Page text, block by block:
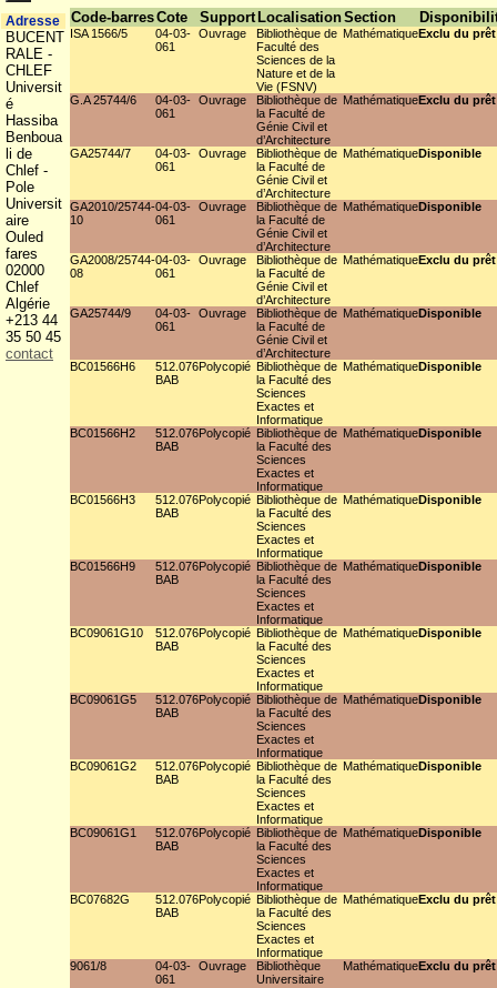
Code-barresCote Support LocalisationSection
ISA 1566/5
04-03-
061
Ouvrage
Bibliothèque de
Faculté des
Sciences de la
Nature et de la
Vie (FSNV)
MathématiqueExclu du prêt
G.A 25744/6
04-03-
061
Ouvrage
Bibliothèque de
la Faculté de
Génie Civil et
d’Architecture
MathématiqueExclu du prêt
GA25744/7
04-03-
061
Ouvrage
Bibliothèque de
la Faculté de
Génie Civil et
d’Architecture
MathématiqueDisponible
GA2010/25744-
10
04-03-
061
Ouvrage
Bibliothèque de
la Faculté de
Génie Civil et
d’Architecture
MathématiqueDisponible
GA2008/25744-
08
04-03-
061
Ouvrage
Bibliothèque de
la Faculté de
Génie Civil et
d’Architecture
MathématiqueExclu du prêt
GA25744/9
04-03-
061
Ouvrage
Bibliothèque de
la Faculté de
Génie Civil et
d’Architecture
MathématiqueDisponible
BC01566H6
512.076
BAB
Polycopié Bibliothèque de
la Faculté des
Sciences
Exactes et
Informatique
MathématiqueDisponible
BC01566H2
512.076
BAB
Polycopié Bibliothèque de
la Faculté des
Sciences
Exactes et
Informatique
MathématiqueDisponible
BC01566H3
512.076
BAB
Polycopié Bibliothèque de
la Faculté des
Sciences
Exactes et
Informatique
MathématiqueDisponible
BC01566H9
512.076
BAB
Polycopié Bibliothèque de
la Faculté des
Sciences
Exactes et
Informatique
MathématiqueDisponible
BC09061G10
512.076
BAB
Polycopié Bibliothèque de
la Faculté des
Sciences
Exactes et
Informatique
MathématiqueDisponible
BC09061G5
512.076
BAB
Polycopié Bibliothèque de
la Faculté des
Sciences
Exactes et
Informatique
MathématiqueDisponible
BC09061G2
512.076
BAB
Polycopié Bibliothèque de
la Faculté des
Sciences
Exactes et
Informatique
MathématiqueDisponible
BC09061G1
512.076
BAB
Polycopié Bibliothèque de
la Faculté des
Sciences
Exactes et
Informatique
MathématiqueDisponible
BC07682G
512.076
BAB
Polycopié Bibliothèque de
la Faculté des
Sciences
Exactes et
Informatique
MathématiqueExclu du prêt
9061/8
04-03-
061
Ouvrage
Bibliothèque
Universitaire
MathématiqueExclu du prêt
Adresse
BUCENT
RALE -
CHLEF
Universit
é
Hassiba
Benboua
li de
Chlef -
Pole
Universit
aire
Ouled
fares
02000
Chlef
Algérie
+213 44
35 50 45
contact